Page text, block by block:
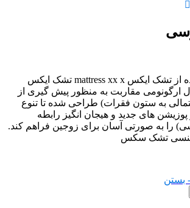
مزایای استفاده از تشک ایکس mattress xx x تشک ایکس
ارگونومی مقاربت به منظور پیش گیری از
به ستون فقرات) طراحی شده تا تنوع
های جدید و هیجان انگیز رابطه
را به صورتی آسان برای زوجین فراهم کند.
تشک سکس
- بستن